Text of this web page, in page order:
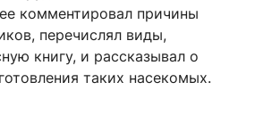
комментировал причины
перечислял виды,
книгу, и рассказывал о
таких насекомых.